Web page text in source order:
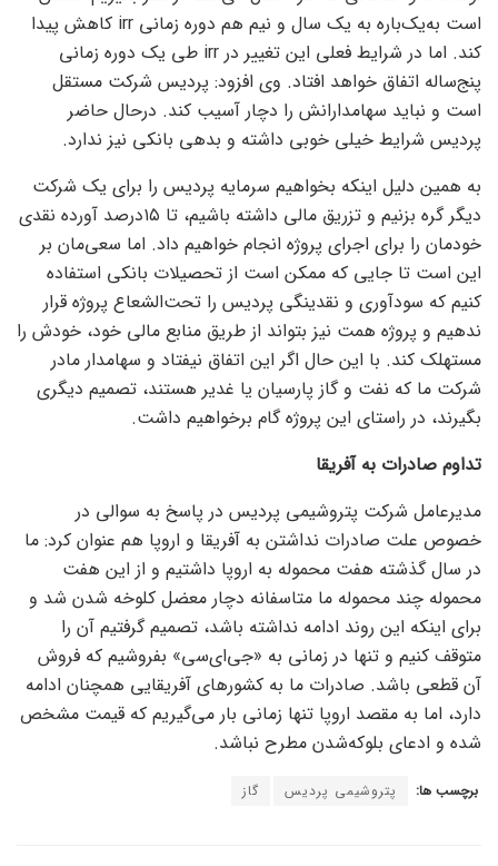
است به‌یک‌باره به یک سال و نیم هم دوره زمانی irr کاهش پیدا
کند. اما در شرایط فعلی این تغییر در irr طی یک دوره زمانی
پنج‌ساله اتفاق خواهد افتاد. وی افزود: پردیس شرکت مستقل
است و نباید سهامدارانش را دچار آسیب کند. درحال حاضر
پردیس شرایط خیلی خوبی داشته و بدهی بانکی نیز ندارد.
به همین دلیل اینکه بخواهیم سرمایه پردیس را برای یک شرکت
دیگر گره بزنیم و تزریق مالی داشته باشیم، تا ۱۵‌درصد آورده نقدی
خودمان را برای اجرای پروژه انجام خواهیم داد. اما سعی‌‌‌مان بر
این است تا جایی که ممکن است از تحصیلات بانکی استفاده
کنیم که سودآوری و نقدینگی پردیس را تحت‌الشعاع پروژه قرار
ندهیم و پروژه همت نیز بتواند از طریق منابع مالی خود، خودش را
مستهلک کند. با این حال اگر این اتفاق نیفتاد و سهامدار مادر
شرکت ما که نفت و گاز پارسیان یا غدیر هستند، تصمیم دیگری
بگیرند، در راستای این پروژه گام برخواهیم داشت.
تداوم صادرات به آفریقا
مدیرعامل شرکت پتروشیمی پردیس در پاسخ به سوالی در
خصوص علت ‌صادرات نداشتن به آفریقا و اروپا هم عنوان کرد: ما
در سال گذشته هفت محموله به اروپا داشتیم و از این هفت
محموله چند محموله ما متاسفانه دچار معضل کلوخه شدن شد و
برای اینکه این روند ادامه نداشته باشد، تصمیم گرفتیم آن را
متوقف کنیم و تنها در زمانی به «جی‌ای‌سی» بفروشیم که فروش
آن قطعی باشد. صادرات ما به کشورهای آفریقایی همچنان ادامه
دارد، اما به مقصد اروپا تنها زمانی بار می‌‌‌گیریم که قیمت مشخص
شده و ادعای بلوکه‌شدن مطرح نباشد.
برچسب ها: پتروشیمی پردیس گاز